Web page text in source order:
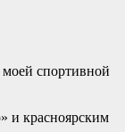
спортивной
и красноярским